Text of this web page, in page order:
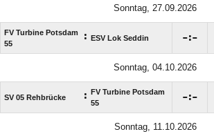
Sonntag, 27.09.2026
FV Turbine Potsdam
55
: ESV Lok Seddin :
Sonntag, 04.10.2026
SV 05 Rehbrücke : FV Turbine Potsdam
55
:
Sonntag, 11.10.2026